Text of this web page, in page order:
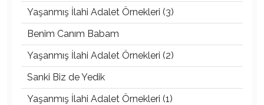
Yaşanmış İlahi Adalet Örnekleri (3)
Benim Canım Babam
Yaşanmış İlahi Adalet Örnekleri (2)
Sanki Biz de Yedik
Yaşanmış İlahi Adalet Örnekleri (1)